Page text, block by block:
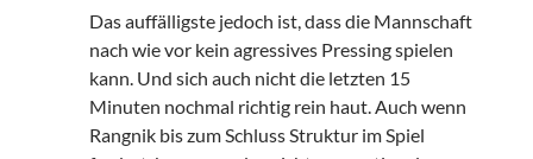
Das auffälligste jedoch ist, dass die Mannschaft
nach wie vor kein agressives Pressing spielen
kann. Und sich auch nicht die letzten 15
Minuten nochmal richtig rein haut. Auch wenn
Rangnik bis zum Schluss Struktur im Spiel